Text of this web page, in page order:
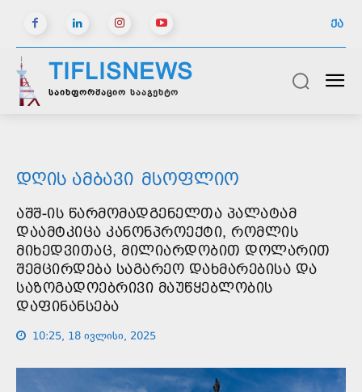
ᲥᲐ
TIFLISNEWS
საინფორმაციო სააგენტო
ᲓᲦᲘᲡ ᲐᲛᲑᲐᲕᲘ ᲛᲡᲝᲤᲚᲘᲝ
ᲐᲨᲨ-ᲘᲡ ᲬᲐᲠᲛᲝᲛᲐᲓᲒᲔᲜᲔᲚᲗᲐ ᲞᲐᲚᲐᲢᲐᲛ
ᲓᲐᲐᲛᲢᲙᲘᲪᲐ ᲙᲐᲜᲝᲜᲞᲠᲝᲔᲥᲢᲘ, ᲠᲝᲛᲚᲘᲡ
ᲛᲘᲮᲔᲓᲕᲘᲗᲐᲪ, ᲛᲘᲚᲘᲐᲠᲓᲝᲑᲘᲗ ᲓᲝᲚᲐᲠᲘᲗ
ᲨᲔᲛᲪᲘᲠᲓᲔᲑᲐ ᲡᲐᲒᲐᲠᲔᲝ ᲓᲐᲮᲛᲐᲠᲔᲑᲘᲡᲐ ᲓᲐ
ᲡᲐᲖᲝᲒᲐᲓᲝᲔᲑᲠᲘᲕᲘ ᲛᲐᲣᲬᲧᲔᲑᲚᲝᲑᲘᲡ
ᲓᲐᲤᲘᲜᲐᲜᲡᲔᲑᲐ
10:25, 18 ივლისი, 2025